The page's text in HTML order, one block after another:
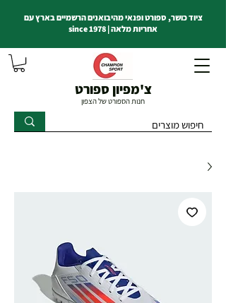
צ'מפיון ספורט
חנות הספורט של הצפון
ציוד כושר, ספורט ופנאי מהיבואנים הרשמיים בארץ עם
אחריות מלאה | since 1978